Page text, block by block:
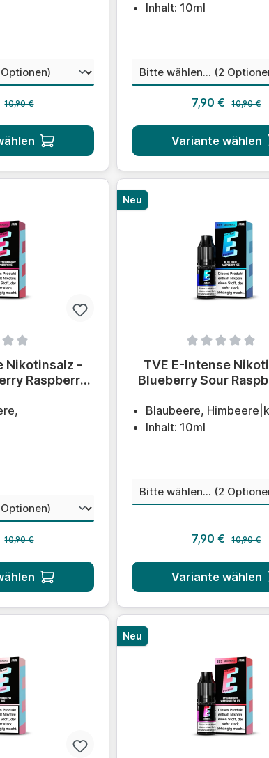
auswählen
Regulärer Preis:
10,90 €
Inhalt: 10ml
Nikotinstärke
7,90 € 10,90 €
Variante wählen
von 0 von 5 Sternen
Nikotinsalz -
Raspberry
auswählen
Regulärer Preis:
10,90 €
Neu
Durchschnittliche
TVE E-Intense
Blueberry Sour
Blaubeere,
Inhalt: 10ml
Nikotinstärke
7,90 € 10,90 €
Variante wählen
Neu